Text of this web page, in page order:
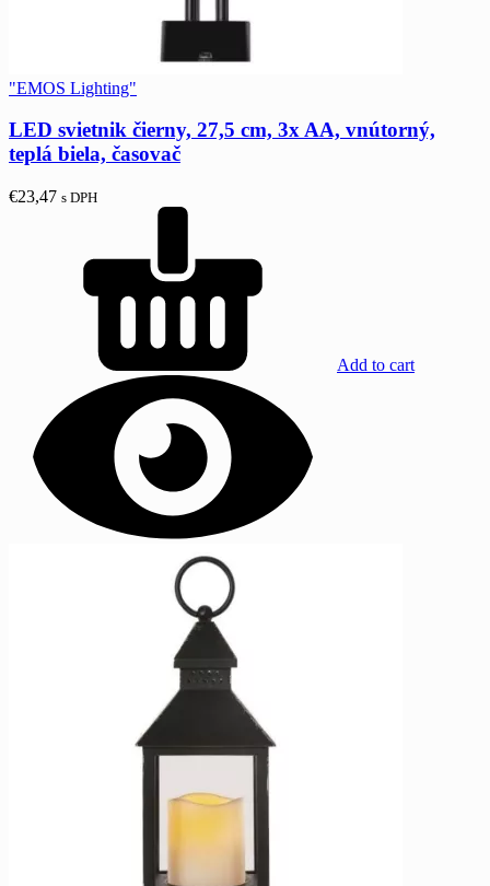
"EMOS Lighting"
LED svietnik čierny, 27,5 cm, 3x AA, vnútorný,
teplá biela, časovač
€23,47 s DPH
Add to cart